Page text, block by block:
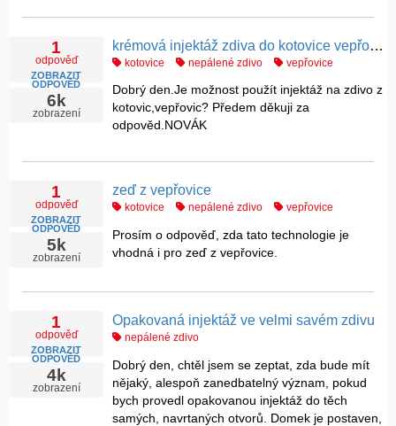
1
odpověď
ZOBRAZIT
ODPOVĚĎ
6k
zobrazení
krémová injektáž zdiva do kotovice vepřovice.
kotovice nepálené zdivo vepřovice
Dobrý den.Je možnost použít injektáž na zdivo z
kotovic,vepřovic? Předem děkuji za
odpověd.NOVÁK
1
odpověď
ZOBRAZIT
ODPOVĚĎ
5k
zobrazení
zeď z vepřovice
kotovice nepálené zdivo vepřovice
Prosím o odpověď, zda tato technologie je
vhodná i pro zeď z vepřovice.
1
odpověď
ZOBRAZIT
ODPOVĚĎ
4k
zobrazení
Opakovaná injektáž ve velmi savém zdivu
nepálené zdivo
Dobrý den, chtěl jsem se zeptat, zda bude mít
nějaký, alespoň zanedbatelný význam, pokud
bych provedl opakovanou injektáž do těch
samých, navrtaných otvorů. Domek je postaven,